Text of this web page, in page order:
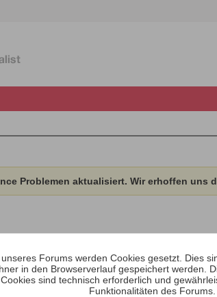
Problemen aktualisiert. Wir erhoffen uns
Abonnements Abonnenten
Forums werden Cookies gesetzt. Dies
in den Browserverlauf gespeichert werden.
sind technisch erforderlich und
Funktionalitäten des Forums.